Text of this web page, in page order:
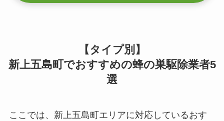
【タイプ別】
新上五島町でおすすめの蜂の巣駆除業者5
選
ここでは、新上五島町エリアに対応しているおす